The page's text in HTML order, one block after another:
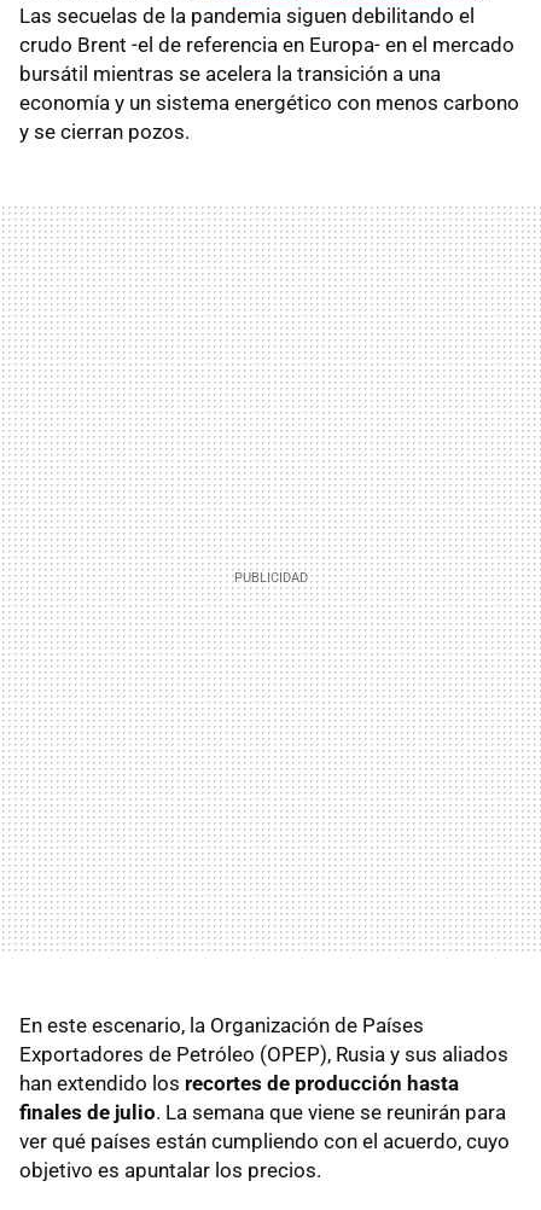
Las secuelas de la pandemia siguen debilitando el
crudo Brent -el de referencia en Europa- en el mercado
bursátil mientras se acelera la transición a una
economía y un sistema energético con menos carbono
y se cierran pozos.
En este escenario, la Organización de Países
Exportadores de Petróleo (OPEP), Rusia y sus aliados
han extendido los recortes de producción hasta
finales de julio. La semana que viene se reunirán para
ver qué países están cumpliendo con el acuerdo, cuyo
objetivo es apuntalar los precios.